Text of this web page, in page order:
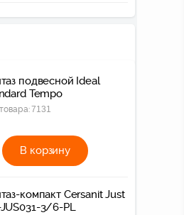
подвесной Ideal
Tempo
7131
В корзину
компакт Cersanit Just
JUS031-3/6-PL